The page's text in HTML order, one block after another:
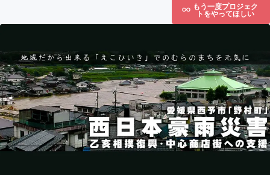
もう一度プロジェク
トをやってほしい